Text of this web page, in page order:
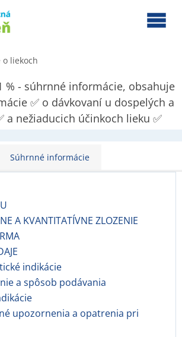
liekoch
% - súhrnné informácie, obsahuje
✅ o dávkovaní u dospelých a
a nežiaducich účinkoch lieku ✅
Súhrnné informácie
A KVANTITATÍVNE ZLOZENIE
indikácie
a spôsob podávania
upozornenia a opatrenia pri